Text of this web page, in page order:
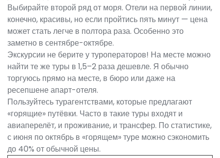
Выбирайте второй ряд от моря. Отели на первой линии,
конечно, красивы, но если пройтись пять минут — цена
может стать легче в полтора раза. Особенно это
заметно в сентябре-октябре.
Экскурсии не берите у туроператоров! На месте можно
найти те же туры в 1,5–2 раза дешевле. Я обычно
торгуюсь прямо на месте, в бюро или даже на
ресепшене апарт-отеля.
Пользуйтесь турагентствами, которые предлагают
«горящие» путёвки. Часто в такие туры входят и
авиаперелёт, и проживание, и трансфер. По статистике,
с июня по октябрь в «горящем» туре можно сэкономить
до 40% от обычной цены.